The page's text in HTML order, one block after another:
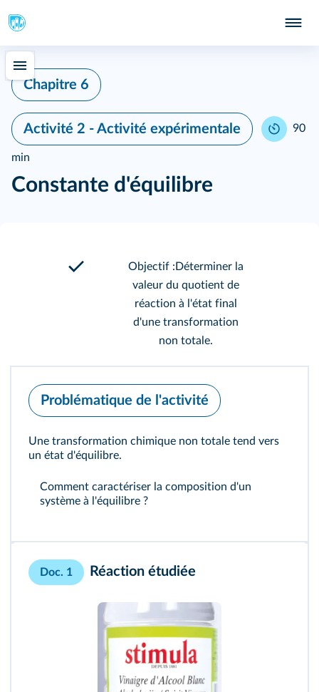
Chapitre 6
Activité 2 - Activité expérimentale 90
min
Constante d'équilibre
Objectif :Déterminer la
valeur du quotient de
réaction à l'état final
d'une transformation
non totale.
Problématique de l'activité
Une transformation chimique non totale tend vers
un état d'équilibre.
Comment caractériser la composition d'un
système à l'équilibre ?
Doc. 1 Réaction étudiée